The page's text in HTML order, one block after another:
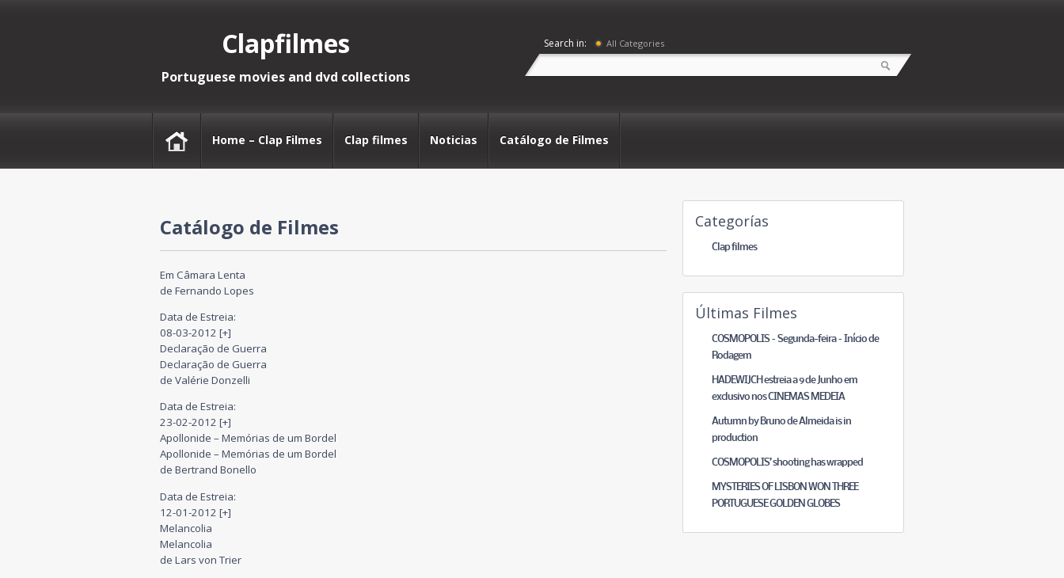
Clapfilmes
Portuguese movies and dvd collections
Search in: All Categories
Home – Clap Filmes Clap filmes Noticias Catálogo de Filmes
Catálogo de Filmes
Em Câmara Lenta
de Fernando Lopes
Data de Estreia:
08-03-2012 [+]
Declaração de Guerra
Declaração de Guerra
de Valérie Donzelli
Data de Estreia:
23-02-2012 [+]
Apollonide – Memórias de um Bordel
Apollonide – Memórias de um Bordel
de Bertrand Bonello
Data de Estreia:
12-01-2012 [+]
Melancolia
Melancolia
de Lars von Trier
Categorías
Clap filmes
Últimas Filmes
COSMOPOLIS – Segunda-feira – Início de
Rodagem
HADEWIJCH estreia a 9 de Junho em
exclusivo nos CINEMAS MEDEIA
Autumn by Bruno de Almeida is in
production
COSMOPOLIS’ shooting has wrapped
MYSTERIES OF LISBON WON THREE
PORTUGUESE GOLDEN GLOBES